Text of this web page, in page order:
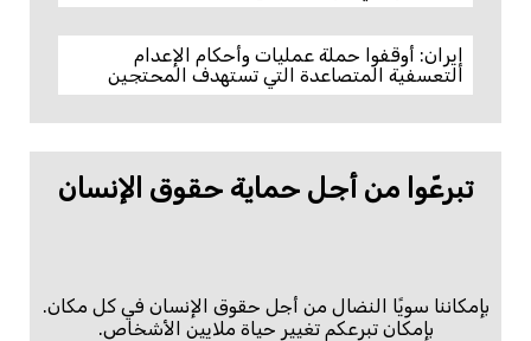
إيران: أوقفوا حملة عمليات وأحكام الإعدام
التعسفية المتصاعدة التي تستهدف المحتجين
تبرعّوا من أجل حماية حقوق الإنسان
بإمكاننا سويًا النضال من أجل حقوق الإنسان في كل مكان.
بإمكان تبرعكم تغيير حياة ملايين الأشخاص.